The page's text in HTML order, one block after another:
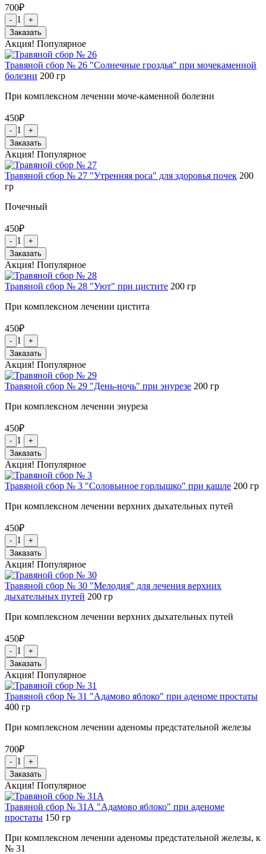
700₽
- 1
+
Заказать
Акция! Популярное
Травяной сбор № 26 "Солнечные гроздья" при мочекаменной
болезни 200 гр
При комплексном лечении моче-каменной болезни
450₽
- 1
+
Заказать
Акция! Популярное
Травяной сбор № 27 "Утренняя роса" для здоровья почек 200
гр
Почечный
450₽
- 1
+
Заказать
Акция! Популярное
Травяной сбор № 28 "Уют" при цистите 200 гр
При комплексном лечении цистита
450₽
- 1
+
Заказать
Акция! Популярное
Травяной сбор № 29 "День-ночь" при энурезе 200 гр
При комплексном лечении энуреза
450₽
- 1
+
Заказать
Акция! Популярное
Травяной сбор № 3 "Соловьиное горлышко" при кашле 200 гр
При комплексном лечении верхних дыхательных путей
450₽
- 1
+
Заказать
Акция! Популярное
Травяной сбор № 30 "Мелодия" для лечения верхних
дыхательных путей 200 гр
При комплексном лечении верхних дыхательных путей
450₽
- 1
+
Заказать
Акция! Популярное
Травяной сбор № 31 "Адамово яблоко" при аденоме простаты
400 гр
При комплексном лечении аденомы предстательной железы
700₽
- 1
+
Заказать
Акция! Популярное
Травяной сбор № 31А "Адамово яблоко" при аденоме
простаты 150 гр
При комплексном лечении аденомы предстательной железы, к
№ 31